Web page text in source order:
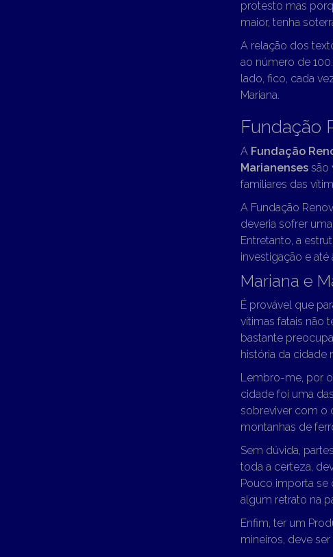
protesto mas
maior, tenha
A relação dos
ao número de
lado, fico, cada
Mariana.
Fundação
A Fundação
Marianensessão
familiares das
A Fundação
deveria sofrer
Entretanto, a
investigação e
Mariana e
É provável que
vítimas fatais não
bastante
história da cidade
Lembro-me, por
cidade foi uma
sobreviver com o
montanhas de
Sem dúvida,
toda a certeza,
Pouco importa se
algum retrato na
Enfim, ter um
mineiros, deve